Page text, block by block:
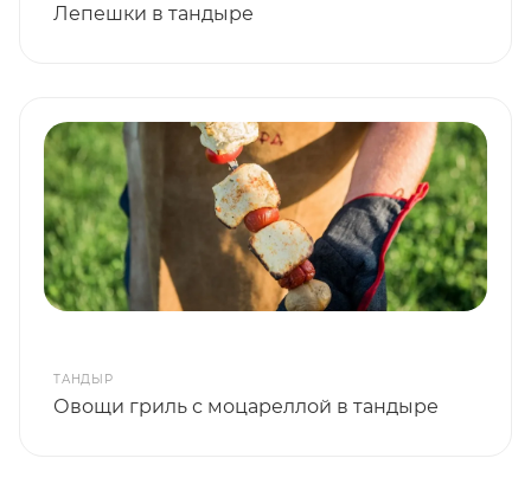
Лепешки в тандыре
ТАНДЫР
Овощи гриль с моцареллой в тандыре